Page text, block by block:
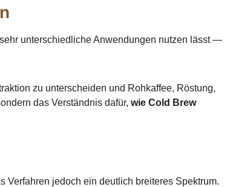
unterschiedliche Anwendungen nutzen lässt —
zu unterscheiden und Rohkaffee, Röstung,
das Verständnis dafür, wie Cold Brew
Verfahren jedoch ein deutlich breiteres Spektrum.